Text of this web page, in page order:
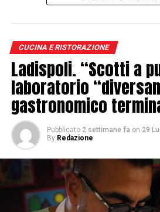
CUCINA E RISTORAZIONE
Ladispoli. “Scotti a
laboratorio
gastronomico
Pubblicato 2 settimane fa on 29
By Redazione